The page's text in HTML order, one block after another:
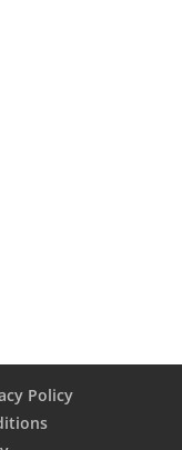
Policy